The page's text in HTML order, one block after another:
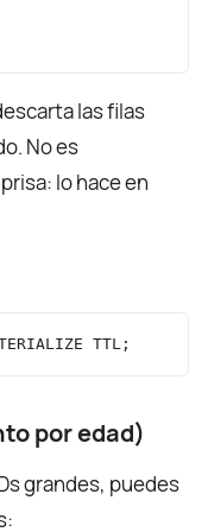
las filas
No es
lo hace en
TTL;
por edad)
grandes, puedes